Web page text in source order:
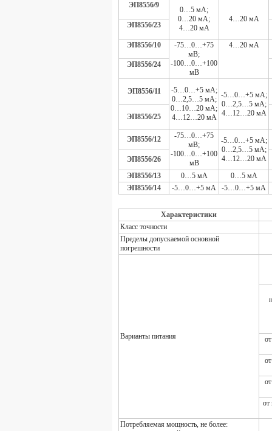
ЭП8556/9
0…5 мА;
0…20 мА;
4…20 мА
4…20 мА
ЭП8556/23
ЭП8556/10
-75…0…+75
мВ;
-100…0…+100
мВ
4…20 мА
ЭП8556/24
ЭП8556/11
-5…0…+5 мА;
0…2,5…5 мА;
0…10…20 мА;
4…12…20 мА
-5…0…+5 мА;
0…2,5…5 мА;
4…12…20 мА
ЭП8556/25
ЭП8556/12
-75…0…+75
мВ;
-100…0…+100
мВ
-5…0…+5 мА;
0…2,5…5 мА;
4…12…20 мА
ЭП8556/26
ЭП8556/13
0…5 мА
0…5 мА
ЭП8556/14
-5…0…+5 мА -5…0…+5 мА
Характеристики
Класс точности
Пределы допускаемой основной
погрешности
Варианты питания
от
Потребляемая мощность, не более: